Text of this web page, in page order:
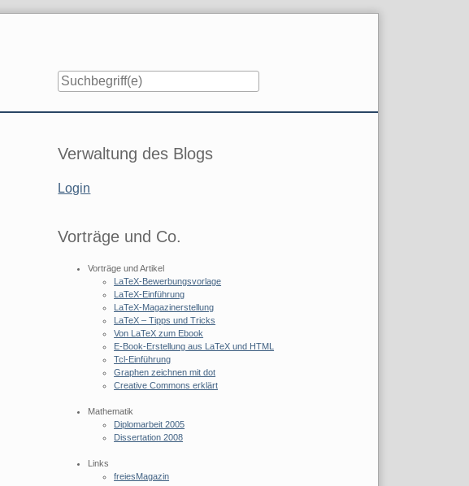
Seitenleiste
Verwaltung des Blogs
Login
Vorträge und Co.
Vorträge und Artikel
LaTeX-Bewerbungsvorlage
LaTeX-Einführung
LaTeX-Magazinerstellung
LaTeX – Tipps und Tricks
Von LaTeX zum Ebook
E-Book-Erstellung aus LaTeX und HTML
Tcl-Einführung
Graphen zeichnen mit dot
Creative Commons erklärt
Mathematik
Diplomarbeit 2005
Dissertation 2008
Links
freiesMagazin